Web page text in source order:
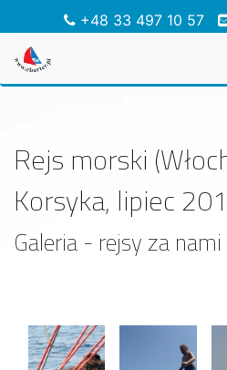
+48 33 497 10 57
Rejs morski
Korsyka, lipiec
Galeria - rejsy za nami